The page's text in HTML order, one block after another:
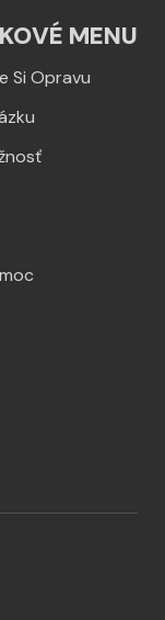
MENU
Si Opravu